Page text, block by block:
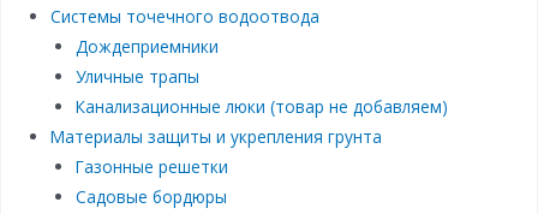
Системы точечного водоотвода
Дождеприемники
Уличные трапы
Канализационные люки (товар не добавляем)
Материалы защиты и укрепления грунта
Газонные решетки
Садовые бордюры